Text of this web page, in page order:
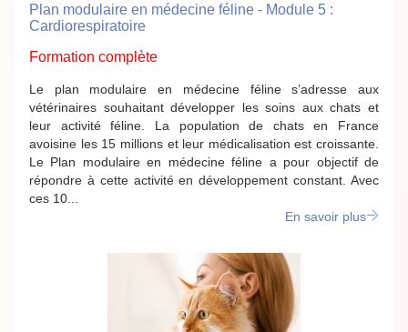
Plan modulaire en médecine féline - Module 5 :
Cardiorespiratoire
Formation complète
Le plan modulaire en médecine féline s’adresse aux
vétérinaires souhaitant développer les soins aux chats et
leur activité féline. La population de chats en France
avoisine les 15 millions et leur médicalisation est croissante.
Le Plan modulaire en médecine féline a pour objectif de
répondre à cette activité en développement constant. Avec
ces 10...
En savoir plus